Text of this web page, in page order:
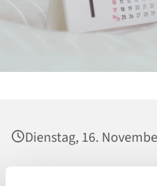
Dienstag, 16.
St. Maria